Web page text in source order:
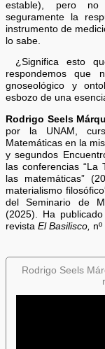
estable), pero no
seguramente la
instrumento de
lo sabe.
¿Significa esto
respondemos que
gnoseológico y
esbozo de una
Rodrigo Seels
por la UNAM,
Matemáticas en la
y segundos
las conferencias
las matemáticas”
materialismo
del Seminario de
(2025). Ha publicado
revistaEl Basilisco,
Rodrigo Seels